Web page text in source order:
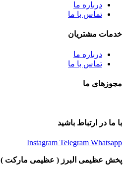
درباره ما
تماس با ما
خدمات مشتریان
درباره ما
تماس با ما
مجوزهای ما
با ما در ارتباط باشید
Instagram Telegram Whatsapp
پخش عظیمی البرز ( عظیمی مارکت )